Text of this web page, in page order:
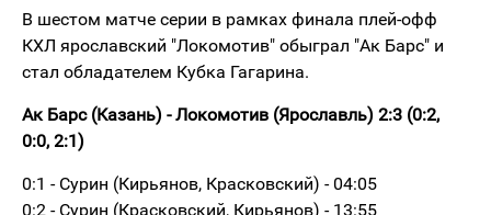
В шестом матче серии в рамках финала плей-офф
КХЛ ярославский "Локомотив" обыграл "Ак Барс" и
стал обладателем Кубка Гагарина.
Ак Барс (Казань) - Локомотив (Ярославль) 2:3 (0:2,
0:0, 2:1)
0:1 - Сурин (Кирьянов, Красковский) - 04:05
0:2 - Сурин (Красковский, Кирьянов) - 13:55